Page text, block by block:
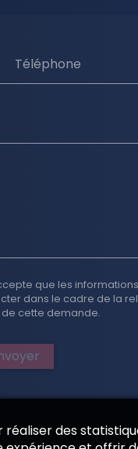
Téléphone
que les
dans le cadre de la
cette demande.
réaliser des